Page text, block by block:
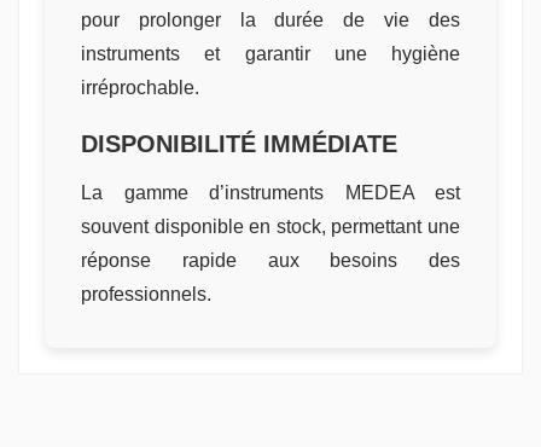
pour prolonger la durée de vie des
instruments et garantir une hygiène
irréprochable.
DISPONIBILITÉ IMMÉDIATE
La gamme d’instruments MEDEA est
souvent disponible en stock, permettant une
réponse rapide aux besoins des
professionnels.